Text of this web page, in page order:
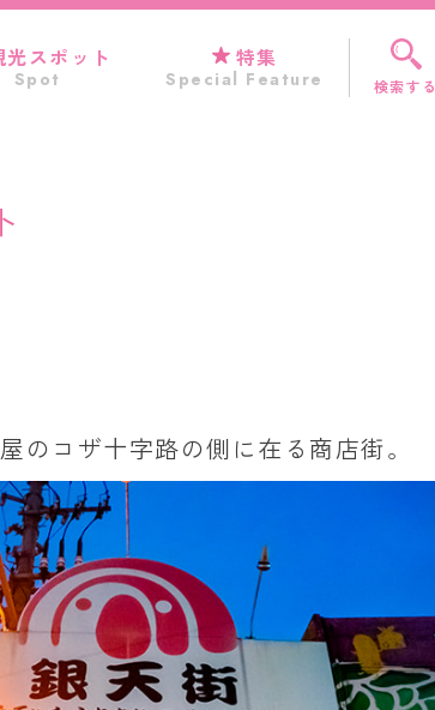
光スポット
Spot
特集
Special Feature 検索する
のコザ十字路の側に在る商店街。
文化・芸能・芸術